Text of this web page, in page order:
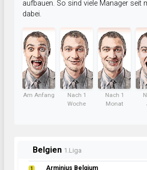
aufbauen. So sind viele Manager seit
dabei.
Am Anfang
Nach 1
Woche
Nach 1
Monat
Belgien 1.Liga
1 Arminius Belgium